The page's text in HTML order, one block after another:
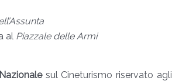
al Piazzale delle Armi
sul Cineturismo riservato agli